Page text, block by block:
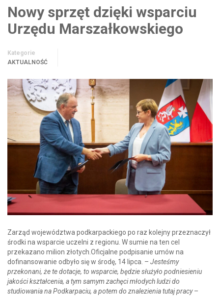
Nowy sprzęt dzięki wsparciu
Urzędu Marszałkowskiego
Kategorie
AKTUALNOŚĆ
Zarząd województwa podkarpackiego po raz kolejny przeznaczył
środki na wsparcie uczelni z regionu. W sumie na ten cel
przekazano milion złotych.Oficjalne podpisanie umów na
dofinansowanie odbyło się w środę, 14 lipca. – Jesteśmy
przekonani, że te dotacje, to wsparcie, będzie służyło podniesieniu
jakości kształcenia, a tym samym zachęci młodych ludzi do
studiowania na Podkarpaciu, a potem do znalezienia tutaj pracy–